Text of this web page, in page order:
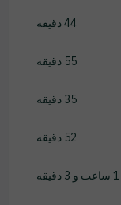
44 دقیقه
55 دقیقه
35 دقیقه
52 دقیقه
1 ساعت و 3 دقیقه